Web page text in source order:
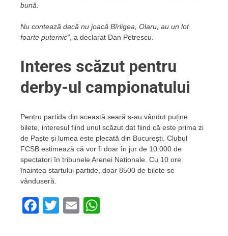
bună.
Nu contează dacă nu joacă Bîrligea, Olaru, au un lot
foarte puternic” , a declarat Dan Petrescu.
Interes scăzut pentru
derby-ul campionatului
Pentru partida din această seară s-au vândut puține
bilete, interesul fiind unul scăzut dat fiind că este prima zi
de Paște și lumea este plecată din București. Clubul
FCSB estimează că vor fi doar în jur de 10.000 de
spectatori în tribunele Arenei Naționale. Cu 10 ore
înaintea startului partide, doar 8500 de bilete se
vânduseră.
Facebook
TwitterEmail